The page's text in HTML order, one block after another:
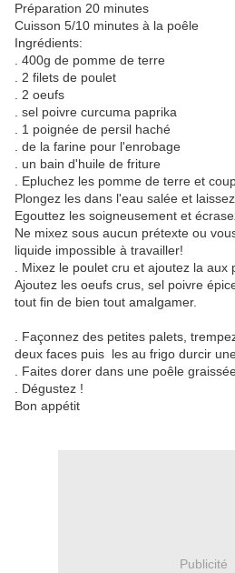
Préparation 20 minutes
Cuisson 5/10 minutes à la poêle
Ingrédients:
. 400g de pomme de terre
. 2 filets de poulet
. 2 oeufs
. sel poivre curcuma paprika
. 1 poignée de persil haché
. de la farine pour l'enrobage
. un bain d'huile de friture
. Epluchez les pomme de terre et
Plongez les dans l'eau salée et
Egouttez les soigneusement et
Ne mixez sous aucun prétexte ou
liquide impossible à travailler!
. Mixez le poulet cru et ajoutez la
Ajoutez les oeufs crus, sel poivre
tout fin de bien tout amalgamer.
. Façonnez des petites palets,
deux faces puis les au frigo durcir
. Faites dorer dans une poêle
. Dégustez !
Bon appétit
Publicité